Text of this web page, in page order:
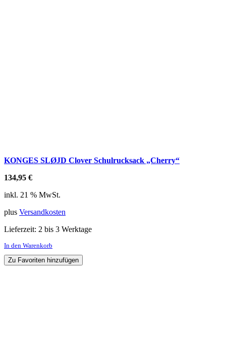
KONGES SLØJD Clover Schulrucksack „Cherry“
134,95 €
inkl. 21 % MwSt.
plus Versandkosten
Lieferzeit: 2 bis 3 Werktage
In den Warenkorb
Zu Favoriten hinzufügen